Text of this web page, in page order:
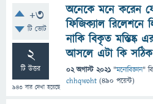
+3
টি ভোট
2
টি উত্তর
943 বার দেখা হয়েছে
অনেকে মনে করেন
ফিজিক্যাল রিলেশনে
নাকি বিকৃত মস্তিষ্ক
আসলে এটা কি সঠিক
02 অগাস্ট 2021 "মনোবিজ্ঞান"
chhqwoht (490 পয়েন্ট)